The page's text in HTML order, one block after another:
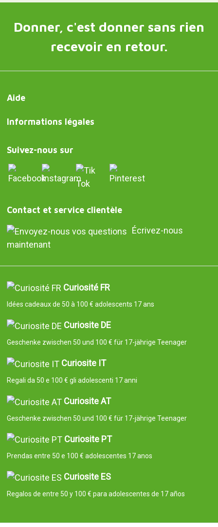
Donner, c'est donner sans rien
recevoir en retour.
Aide
Informations légales
Suivez-nous sur
Contact et service clientèle
Écrivez-nous
maintenant
Curiosité FR
Idées cadeaux de 50 à 100 € adolescents 17 ans
Curiosite DE
Geschenke zwischen 50 und 100 € für 17-jährige Teenager
Curiosite IT
Regali da 50 e 100 € gli adolescenti 17 anni
Curiosite AT
Geschenke zwischen 50 und 100 € für 17-jährige Teenager
Curiosite PT
Prendas entre 50 e 100 € adolescentes 17 anos
Curiosite ES
Regalos de entre 50 y 100 € para adolescentes de 17 años